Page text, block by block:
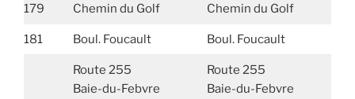
179 Chemin du Golf Chemin du Golf
181 Boul. Foucault Boul. Foucault
Route 255
Baie-du-Febvre
Route 255
Baie-du-Febvre